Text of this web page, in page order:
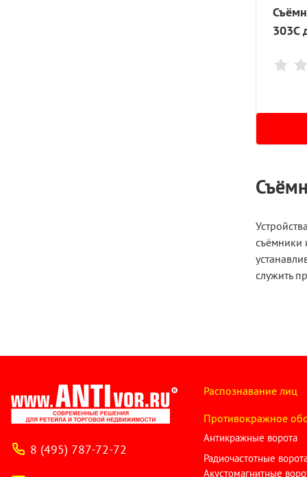
303C
съёмники
служить
8 (495) 787-72-72
Распознавание лиц
Противокражное
Антикражные ворота
Радиочастотные
Акустомагнитные